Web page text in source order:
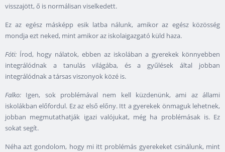
visszajött, ő is normálisan viselkedett.
Ez az egész másképp esik latba nálunk, amikor az egész közösség
mondja ezt neked, mint amikor az iskolaigazgató küld haza.
Fóti: Írod, hogy nálatok, ebben az iskolában a gyerekek könnyebben
integrálódnak a tanulás világába, és a gyűlések által jobban
integrálódnak a társas viszonyok közé is.
Falko: Igen, sok problémával nem kell küzdenünk, ami az állami
iskolákban előfordul. Ez az első előny. Itt a gyerekek önmaguk lehetnek,
jobban megmutathatják igazi valójukat, még ha problémásak is. Ez
sokat segít.
Néha azt gondolom, hogy mi itt problémás gyerekeket csinálunk, mint